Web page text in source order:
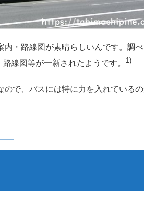
内・路線図が素晴らしいんです。調
路線図等が一新されたようです。 1)
で、バスには特に力を入れているの